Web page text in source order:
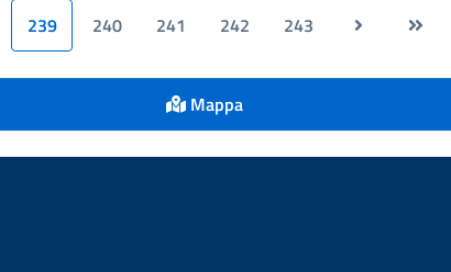
239 240 241 242 243
Mappa